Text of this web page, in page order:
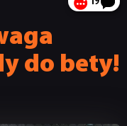
do bety!